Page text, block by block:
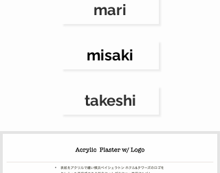
mari
misaki
takeshi